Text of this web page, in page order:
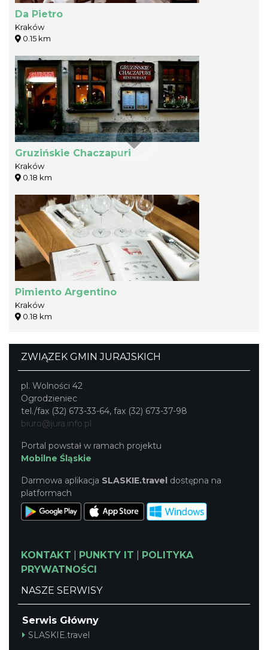
Da Pietro
Kraków
0.15 km
Gruzińskie Chaczapuri
Kraków
0.18 km
Pimiento Argentino
Kraków
0.18 km
ZWIĄZEK GMIN JURAJSKICH
pl. Wolności 42
Ogrodzieniec
tel./fax (32) 673-33-64, fax (32) 673-37-98
biuro@jura.info.pl
Portal powstał w ramach projektu
Mobilne Śląskie
Darmowa aplikacja SLASKIE.travel dostępna na
platformach
KONTAKT PUNKTY IT
POLITYKA
PRYWATNOŚCI
NASZE SERWISY
Serwis Główny
SLASKIE.travel